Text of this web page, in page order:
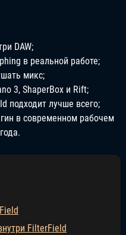
DAW;
в реальной работе;
микс;
3, ShaperBox и Rift;
подходит лучше всего;
в современном рабочем
FilterField